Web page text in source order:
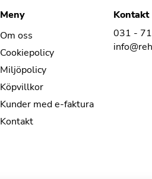
Meny
Om oss
Cookiepolicy
Miljöpolicy
Köpvillkor
Kunder med e-faktura
Kontakt
Kontakt
031 -